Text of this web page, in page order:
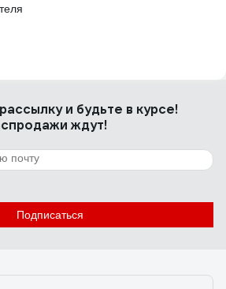
и будьте в курсе!
ждут!
Подписаться